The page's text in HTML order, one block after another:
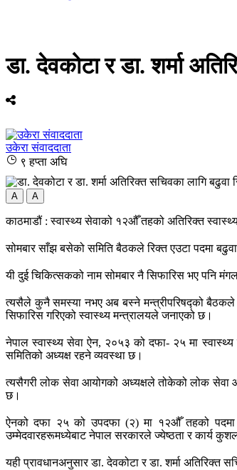
डा. देवकोटा र डा. शर्मा
उकेरा संवाददाता
९ हप्ता अघि
A A
काठमाडौं : स्वास्थ्य सेवाको १२औँ तहको अतिरिक्त
सोमबार साँझ बसेको समिति बैठकले रिक्त एउटा पदमा
यी दुई चिकित्सकको नाम सोमबार नै सिफारिस भए पनि
त्यसैले कुनै समस्या नभए अब बस्ने मन्त्रीपरिषद्को बैठकले
सिफारिस गरिएको स्वास्थ्य मन्त्रालयले जनाएको छ।
नेपाल स्वास्थ्य सेवा ऐन, २०५३ को दफा- २५ मा
समितिको अध्यक्ष रहने व्यवस्था छ।
त्यसैगरी लोक सेवा आयोगको अध्यक्षले तोकेको लोक सेवा
छ।
ऐनको दफा २५ को उपदफा (२) मा १२औँ तहको पदमा
उम्मेदवारहरूमध्येबाट नेपाल सरकारले ज्येष्ठता र कार्य
यही प्रावधानअनुसार डा. देवकोटा र डा. शर्मा अतिरिक्त